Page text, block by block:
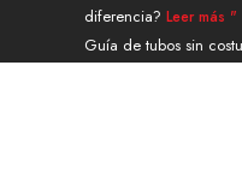
diferencia? Leer más "
Guía de tubos sin